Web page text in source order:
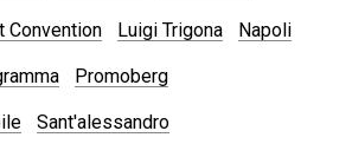
Convention Luigi Trigona Napoli
Promoberg
Sant'alessandro